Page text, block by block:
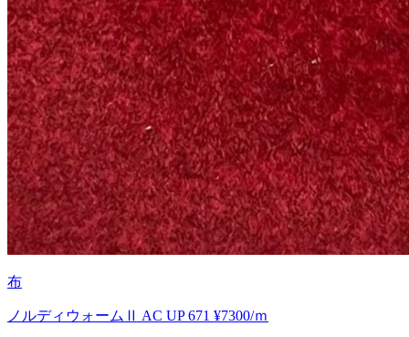
布
ノルディウォームⅡ AC UP 671 ¥7300/ｍ